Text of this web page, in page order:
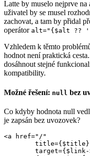
Latte by muselo nejprve
uživatel by se musel
zachovat, a tam by přidal
operátor alt="{$alt ??
Vzhledem k těmto
hodnot není praktická
dosáhnout stejné
kompatibility.
Možné řešení: null bez
Co kdyby hodnota null
je zapsán bez uvozovek?
<a href="/"